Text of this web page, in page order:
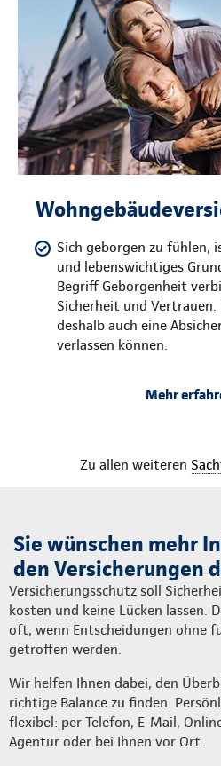
Sich geborgen zu fühlen,
und lebenswichtiges
Begriff Geborgenheit
Sicherheit und
deshalb auch eine
verlassen können.
Mehr
Zu allen weiteren
Sie wünschen mehr
den Versicherungen
Versicherungsschutz soll
kosten und keine Lücken lassen.
oft, wenn Entscheidungen ohne
getroffen werden.
Wir helfen Ihnen dabei, den
richtige Balance zu finden.
flexibel: per Telefon, E-Mail,
Agentur oder bei Ihnen vor Ort.